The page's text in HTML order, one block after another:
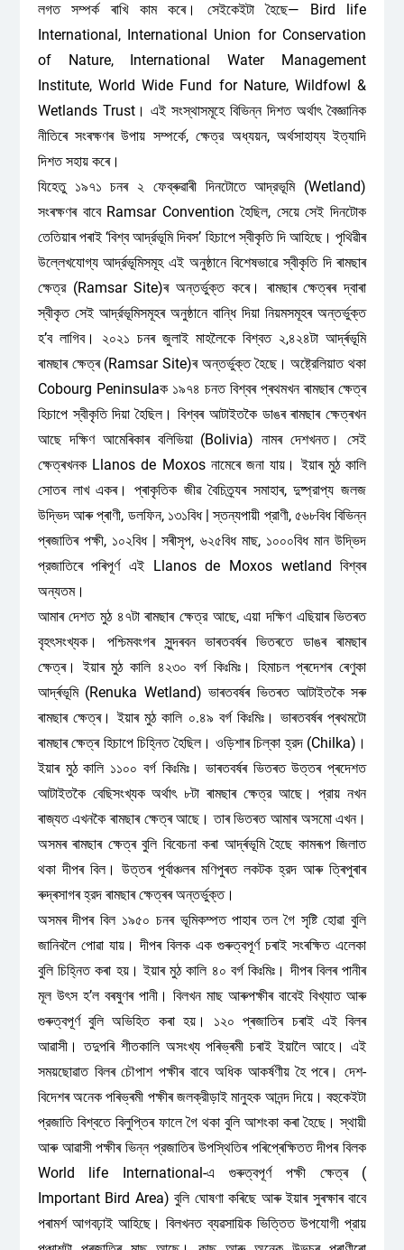
লগত সম্পৰ্ক ৰাখি কাম কৰে। সেইকেইটা হৈছে— Bird life
International, International Union for Conservation
of Nature, International Water Management
Institute, World Wide Fund for Nature, Wildfowl &
Wetlands Trust। এই সংস্থাসমূহে বিভিন্ন দিশত অর্থাৎ বৈজ্ঞানিক
নীতিৰে সংৰক্ষণৰ উপায় সম্পর্কে, ক্ষেত্র অধ্যয়ন, অর্থসাহায্য ইত্যাদি
দিশত সহায় কৰে।
যিহেতু ১৯৭১ চনৰ ২ ফেব্ৰুৱাৰী দিনটোতে আদ্রভূমি (Wetland)
সংৰক্ষণৰ বাবে Ramsar Convention হৈছিল, সেয়ে সেই দিনটোক
তেতিয়াৰ পৰাই ‘বিশ্ব আর্দ্রভূমি দিবস’ হিচাপে স্বীকৃতি দি আহিছে। পৃথিৱীৰ
উল্লেখযোগ্য আর্দ্রভূমিসমূহ এই অনুষ্ঠানে বিশেষভাৱে স্বীকৃতি দি ৰামছাৰ
ক্ষেত্র (Ramsar Site)ৰ অন্তৰ্ভুক্ত কৰে। ৰামছাৰ ক্ষেত্ৰৰ দ্বাৰা
স্বীকৃত সেই আর্দ্রভূমিসমূহৰ অনুষ্ঠানে বান্ধি দিয়া নিয়মসমূহৰ অন্তৰ্ভুক্ত
হ’ব লাগিব। ২০২১ চনৰ জুলাই মাহলৈকে বিশ্বত ২,৪২৪টা আৰ্দ্ৰভূমি
ৰামছাৰ ক্ষেত্ৰ (Ramsar Site)ৰ অন্তৰ্ভুক্ত হৈছে। অষ্ট্রেলিয়াত থকা
Cobourg Peninsulaক ১৯৭৪ চনত বিশ্বৰ প্ৰথমখন ৰামছাৰ ক্ষেত্ৰ
হিচাপে স্বীকৃতি দিয়া হৈছিল। বিশ্বৰ আটাইতকৈ ডাঙৰ ৰামছাৰ ক্ষেত্ৰখন
আছে দক্ষিণ আমেৰিকাৰ বলিভিয়া (Bolivia) নামৰ দেশখনত। সেই
ক্ষেত্ৰখনক Llanos de Moxos নামেৰে জনা যায়। ইয়াৰ মুঠ কালি
সোতৰ লাখ একৰ। প্ৰাকৃতিক জীৱ বৈচিত্ৰ্যৰ সমাহাৰ, দুষ্প্রাপ্য জলজ
উদ্ভিদ আৰু প্ৰাণী, ডলফিন, ১৩১বিধ | স্তন্যপায়ী প্রাণী, ৫৬৮বিধ বিভিন্ন
প্ৰজাতিৰ পক্ষী, ১০২বিধ | সৰীসৃপ, ৬২৫বিধ মাছ, ১০০০বিধ মান উদ্ভিদ
প্রজাতিৰে পৰিপূৰ্ণ এই Llanos de Moxos wetland বিশ্বৰ
অন্যতম।
আমাৰ দেশত মুঠ ৪৭টা ৰামছাৰ ক্ষেত্র আছে, এয়া দক্ষিণ এছিয়াৰ ভিতৰত
বৃহৎসংখ্যক। পশ্চিমবংগৰ সুন্দৰবন ভাৰতবৰ্ষৰ ভিতৰতে ডাঙৰ ৰামছাৰ
ক্ষেত্ৰ। ইয়াৰ মুঠ কালি ৪২৩০ বর্গ কিঃমিঃ। হিমাচল প্ৰদেশৰ ৰেণুকা
আৰ্দ্ৰভূমি (Renuka Wetland) ভাৰতবৰ্ষৰ ভিতৰত আটাইতকৈ সৰু
ৰামছাৰ ক্ষেত্ৰ। ইয়াৰ মুঠ কালি ০.৪৯ বর্গ কিঃমিঃ। ভাৰতবৰ্ষৰ প্ৰথমটো
ৰামছাৰ ক্ষেত্ৰ হিচাপে চিহ্নিত হৈছিল। ওড়িশাৰ চিল্কা হ্রদ (Chilka)।
ইয়াৰ মুঠ কালি ১১০০ বর্গ কিঃমিঃ। ভাৰতবৰ্ষৰ ভিতৰত উত্তৰ প্ৰদেশত
আটাইতকৈ বেছিসংখ্যক অর্থাৎ ৮টা ৰামছাৰ ক্ষেত্র আছে। প্রায় নখন
ৰাজ্যত এখনকৈ ৰামছাৰ ক্ষেত্ৰ আছে। তাৰ ভিতৰত আমাৰ অসমো এখন।
অসমৰ ৰামছাৰ ক্ষেত্ৰ বুলি বিবেচনা কৰা আৰ্দ্ৰভূমি হৈছে কামৰূপ জিলাত
থকা দীপৰ বিল। উত্তৰ পূৰ্বাঞ্চলৰ মণিপুৰত লকটক হ্রদ আৰু ত্ৰিপুৰাৰ
ৰুদ্ৰসাগৰ হ্রদ ৰামছাৰ ক্ষেত্ৰৰ অন্তৰ্ভুক্ত।
অসমৰ দীপৰ বিল ১৯৫০ চনৰ ভূমিকম্পত পাহাৰ তল গৈ সৃষ্টি হোৱা বুলি
জানিবলৈ পোৱা যায়। দীপৰ বিলক এক গুৰুত্বপূৰ্ণ চৰাই সংৰক্ষিত এলেকা
বুলি চিহ্নিত কৰা হয়। ইয়াৰ মুঠ কালি ৪০ বর্গ কিঃমিঃ। দীপৰ বিলৰ পানীৰ
মূল উৎস হ’ল বৰষুণৰ পানী। বিলখন মাছ আৰুপক্ষীৰ বাবেই বিখ্যাত আৰু
গুৰুত্বপূৰ্ণ বুলি অভিহিত কৰা হয়। ১২০ প্ৰজাতিৰ চৰাই এই বিলৰ
আৱাসী। তদুপৰি শীতকালি অসংখ্য পৰিভ্ৰমী চৰাই ইয়ালৈ আহে। এই
সময়ছোৱাত বিলৰ চৌপাশ পক্ষীৰ বাবে অধিক আকর্ষণীয় হৈ পৰে। দেশ-
বিদেশৰ অনেক পৰিভ্ৰমী পক্ষীৰ জলক্রীড়াই মানুহক আনন্দ দিয়ে। বহুকেইটা
প্রজাতি বিশ্বতে বিলুপ্তিৰ ফালে গৈ থকা বুলি আশংকা কৰা হৈছে। স্থায়ী
আৰু আৱাসী পক্ষীৰ ভিন্ন প্রজাতিৰ উপস্থিতিৰ পৰিপ্ৰেক্ষিতত দীপৰ বিলক
World life International-এ গুৰুত্বপূৰ্ণ পক্ষী ক্ষেত্ৰ (
Important Bird Area) বুলি ঘোষণা কৰিছে আৰু ইয়াৰ সুৰক্ষাৰ বাবে
পৰামৰ্শ আগবঢ়াই আহিছে। বিলখনত ব্যৱসায়িক ভিত্তিত উপযোগী প্রায়